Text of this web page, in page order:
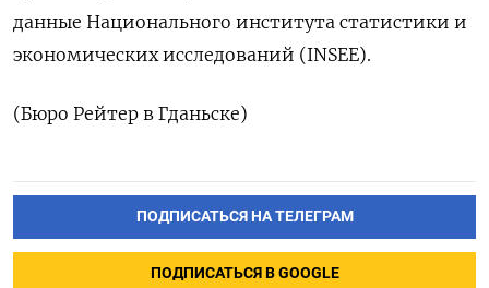
данные Национального института статистики и
экономических исследований (INSEE).
(Бюро Рейтер в Гданьске)
ПОДПИСАТЬСЯ НА ТЕЛЕГРАМ
ПОДПИСАТЬСЯ В GOOGLE